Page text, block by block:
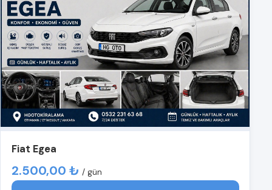
Fiat Egea
2.500,00 ₺ / gün